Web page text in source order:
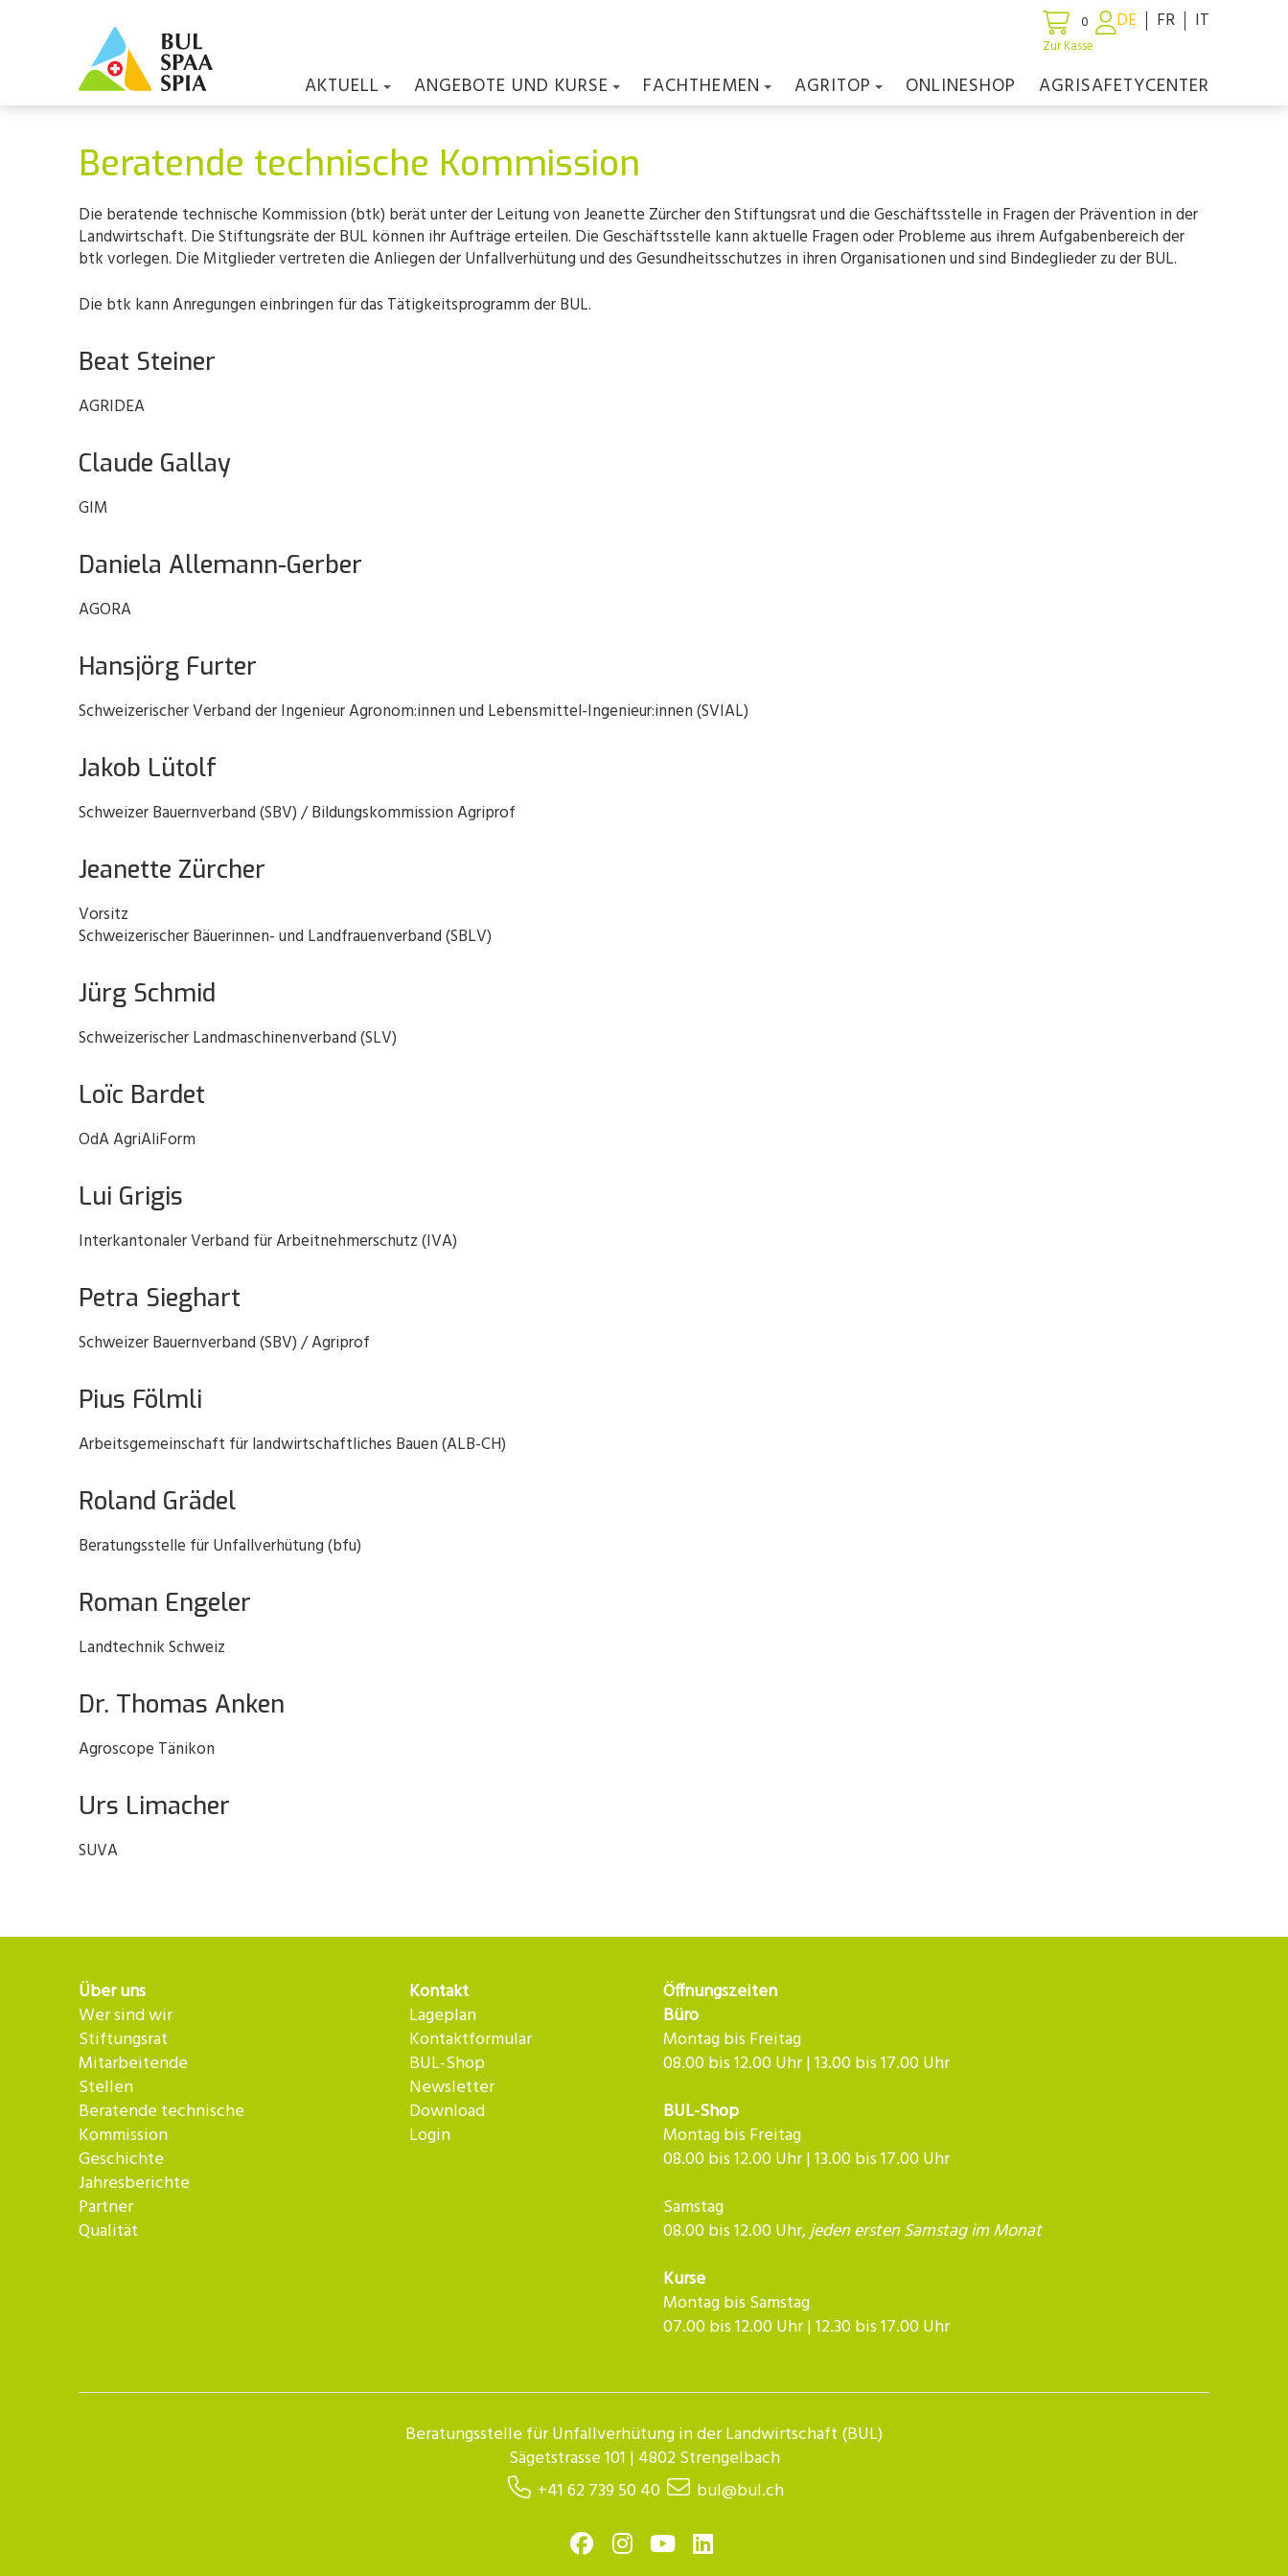
0
Zur Kasse
DE FR IT
AKTUELL ANGEBOTE UND KURSE FACHTHEMEN AGRITOP ONLINESHOP AGRISAFETYCENTER
Beratende technische Kommission
Die beratende technische Kommission (btk) berät unter der Leitung von Jeanette Zürcher den Stiftungsrat und die Geschäftsstelle in Fragen der Prävention in der
Landwirtschaft. Die Stiftungsräte der BUL können ihr Aufträge erteilen. Die Geschäftsstelle kann aktuelle Fragen oder Probleme aus ihrem Aufgabenbereich der
btk vorlegen. Die Mitglieder vertreten die Anliegen der Unfallverhütung und des Gesundheitsschutzes in ihren Organisationen und sind Bindeglieder zu der BUL.
Die btk kann Anregungen einbringen für das Tätigkeitsprogramm der BUL.
Beat Steiner
AGRIDEA
Claude Gallay
GIM
Daniela Allemann-Gerber
AGORA
Hansjörg Furter
Schweizerischer Verband der Ingenieur Agronom:innen und Lebensmittel-Ingenieur:innen (SVIAL)
Jakob Lütolf
Schweizer Bauernverband (SBV) / Bildungskommission Agriprof
Jeanette Zürcher
Vorsitz
Schweizerischer Bäuerinnen- und Landfrauenverband (SBLV)
Jürg Schmid
Schweizerischer Landmaschinenverband (SLV)
Loïc Bardet
OdA AgriAliForm
Lui Grigis
Interkantonaler Verband für Arbeitnehmerschutz (IVA)
Petra Sieghart
Schweizer Bauernverband (SBV) / Agriprof
Pius Fölmli
Arbeitsgemeinschaft für landwirtschaftliches Bauen (ALB-CH)
Roland Grädel
Beratungsstelle für Unfallverhütung (bfu)
Roman Engeler
Landtechnik Schweiz
Dr. Thomas Anken
Agroscope Tänikon
Urs Limacher
SUVA
Über uns
Wer sind wir
Stiftungsrat
Mitarbeitende
Stellen
Beratende technische
Kommission
Geschichte
Jahresberichte
Partner
Qualität
Kontakt
Lageplan
Kontaktformular
BUL-Shop
Newsletter
Download
Login
Öffnungszeiten
Büro
Montag bis Freitag
08.00 bis 12.00 Uhr | 13.00 bis 17.00 Uhr
BUL-Shop
Montag bis Freitag
08.00 bis 12.00 Uhr | 13.00 bis 17.00 Uhr
Samstag
08.00 bis 12.00 Uhr,jeden ersten Samstag im Monat
Kurse
Montag bis Samstag
07.00 bis 12.00 Uhr | 12.30 bis 17.00 Uhr​​​​​​
Beratungsstelle für Unfallverhütung in der Landwirtschaft (BUL)
Sägetstrasse 101 | 4802 Strengelbach
+41 62 739 50 40
bul@bul.ch